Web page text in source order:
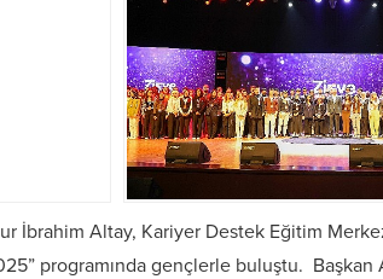
İbrahim Altay, Kariyer Destek Eğitim
programında gençlerle buluştu. Başkan